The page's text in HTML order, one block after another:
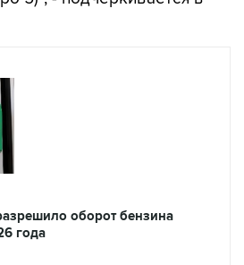
оборот бензина
года